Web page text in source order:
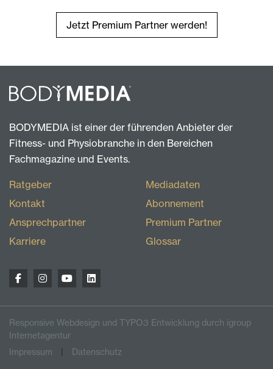
Jetzt Premium Partner werden!
BODYMEDIA ist einer der führenden Anbieter der
Fitness- und Physiobranche in den Bereichen
Fachmagazine und Events.
Ratgeber
Kontakt
Ansprechpartner
Karriere
Mediadaten
Abonnement
Premium Partner
Glossar
Responsive Webdesign und TYPO3 Entwicklung durch igroup
Internetagentur
Impressum
Datenschutz